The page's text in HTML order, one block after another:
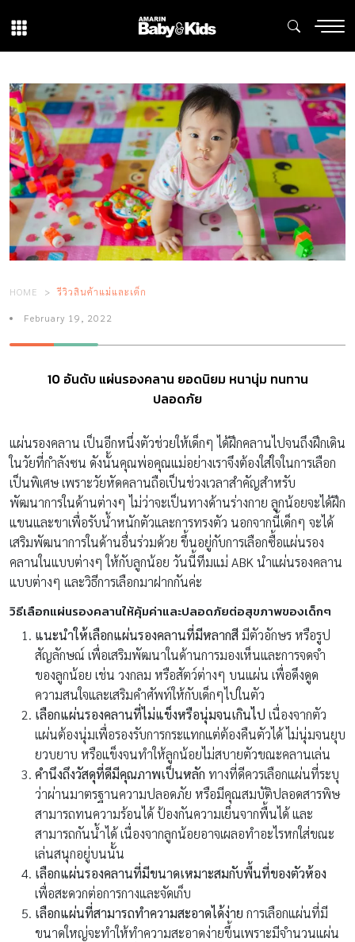
HOME รีวิวสินค้าแม่และเด็ก
February 19, 2022
10 อันดับ แผ่นรองคลาน ยอดนิยม หนานุ่ม ทนทาน
ปลอดภัย
แผ่นรองคลาน เป็นอีกหนึ่งตัวช่วยให้เด็กๆ ได้ฝึกคลานไปจนถึงฝึกเดิน
ในวัยที่กำลังซน ดังนั้นคุณพ่อคุณแม่อย่างเราจึงต้องใส่ใจในการเลือก
เป็นพิเศษ เพราะวัยหัดคลานถือเป็นช่วงเวลาสำคัญสำหรับ
พัฒนาการในด้านต่างๆ ไม่ว่าจะเป็นทางด้านร่างกาย ลูกน้อยจะได้ฝึก
แขนและขาเพื่อรับน้ำหนักตัวและการทรงตัว นอกจากนี้เด็กๆ จะได้
เสริมพัฒนาการในด้านอื่นร่วมด้วย ขึ้นอยู่กับการเลือกซื้อแผ่นรอง
คลานในแบบต่างๆ ให้กับลูกน้อย วันนี้ทีมแม่ ABK นำแผ่นรองคลาน
แบบต่างๆ และวิธีการเลือกมาฝากกันค่ะ
วิธีเลือกแผ่นรองคลานให้คุ้มค่าและปลอดภัยต่อสุขภาพของเด็กๆ
แนะนำให้เลือกแผ่นรองคลานที่มีหลากสี มีตัวอักษร หรือรูป
สัญลักษณ์ เพื่อเสริมพัฒนาในด้านการมองเห็นและการจดจำ
ของลูกน้อย เช่น วงกลม หรือสัตว์ต่างๆ บนแผ่น เพื่อดึงดูด
ความสนใจและเสริมคำศัพท์ให้กับเด็กๆไปในตัว
เลือกแผ่นรองคลานที่ไม่แข็งหรือนุ่มจนเกินไป เนื่องจากตัว
แผ่นต้องนุ่มเพื่อรองรับการกระแทกแต่ต้องคืนตัวได้ ไม่นุ่มจนยุบ
ยวบยาบ หรือแข็งจนทำให้ลูกน้อยไม่สบายตัวขณะคลานเล่น
คำนึงถึงวัสดุที่ดีมีคุณภาพเป็นหลัก ทางที่ดีควรเลือกแผ่นที่ระบุ
ว่าผ่านมาตรฐานความปลอดภัย หรือมีคุณสมบัติปลอดสารพิษ
สามารถทนความร้อนได้ ป้องกันความเย็นจากพื้นได้ และ
สามารถกันน้ำได้ เนื่องจากลูกน้อยอาจเผลอทำอะไรหกใส่ขณะ
เล่นสนุกอยู่บนนั้น
เลือกแผ่นรองคลานที่มีขนาดเหมาะสมกับพื้นที่ของตัวห้อง
เพื่อสะดวกต่อการกางและจัดเก็บ
เลือกแผ่นที่สามารถทำความสะอาดได้ง่าย การเลือกแผ่นที่มี
ขนาดใหญ่จะทำให้ทำความสะอาดง่ายขึ้นเพราะมีจำนวนแผ่น